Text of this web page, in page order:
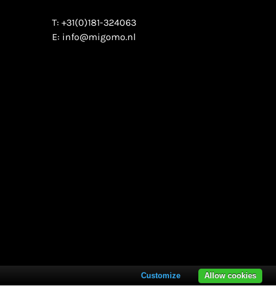
T:+31(0)181-324063
E: info@migomo.nl
Allow cookies
Customize